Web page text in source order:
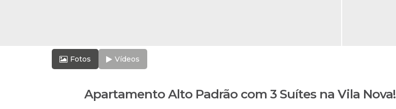
Fotos Vídeos
Apartamento Alto Padrão com 3 Suítes na Vila Nova!